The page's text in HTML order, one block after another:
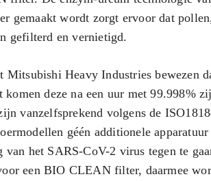
gemaakt wordt zorgt ervoor dat
gefilterd en vernietigd.
Mitsubishi Heavy Industries bewezen
komen deze na een uur met 99.998%
vanzelfsprekend volgens de
géén additionele
van het SARS-CoV-2 virus tegen te
een BIO CLEAN filter, daarmee